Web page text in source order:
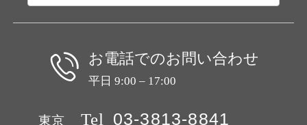
お電話でのお問い合わせ
平日 9:00 – 17:00
東京 Tel 03-3813-8841